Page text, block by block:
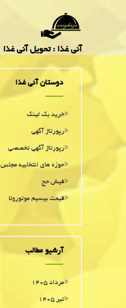
آنی غذا : تحویل آنی غذا
دوستان آنی غذا
خرید بک لینک
رپورتاژ آگهی
رپورتاژ آگهی تخصصی
حوزه های انتخابیه مجلس
فیش حج
قیمت بیسیم موتورولا
آرشیو مطالب
مرداد ۱۴۰۵
تیر ۱۴۰۵